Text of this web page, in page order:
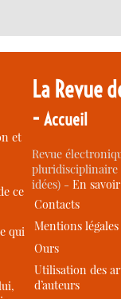
et
ce
qui
La Revue
-Accueil
Revue
idées) -En
Contacts
Mentions légales
Ours
Utilisation des
d’auteurs